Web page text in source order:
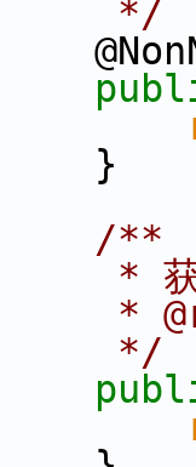
     */
}
    /**
*
*
     */